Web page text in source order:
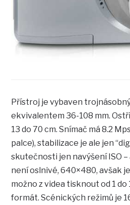
Přístroj je vybaven
ekvivalentem 36-108 mm.
13 do 70 cm. Snímač má 8.2
palce), stabilizace je ale jen
skutečnosti jen navýšení ISO –
není oslnivé, 640×480, avšak
možno z videa tisknout od 1 do
formát. Scénických režimů je